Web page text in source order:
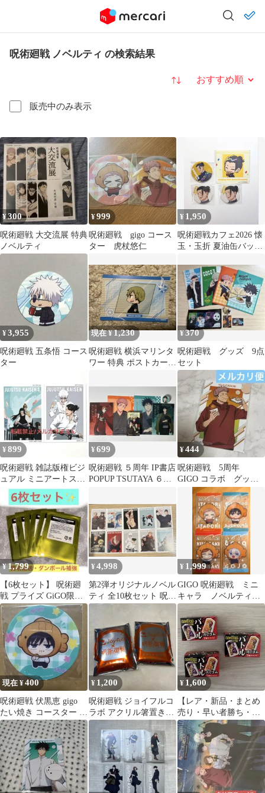
呪術廻戦 ノベルティ の検索結果
販売中のみ表示
並び替え
¥300
呪術廻戦 大交流展 特典
ノベルティ
¥999
呪術廻戦 gigo コース
ター 虎杖悠仁
¥ 1,950
呪術廻戦カフェ2026 懐
玉・玉折 夏油缶バッ
ノベルティ
¥3,955
呪術廻戦 五条悟 コース
ター
現在 ¥1,230
呪術廻戦 横浜マリンタ
ワー 特典 ポストカー
ィ
¥370
呪術廻戦 グッズ 9点
セット
¥ 899
呪術廻戦 雑誌版権ビジ
ュアル ミニアートステ
ッカー 五条悟、夏油傑
¥699
呪術廻戦 ５周年 IP書店
POPUP TSUTAYA ６点
¥444
呪術廻戦 5周年
GIGO コラボ グッズ
購入特典 ブロマイ
ド 虎杖 悠仁
¥1,799
【6枚セット】 呪術廻
戦 プライズ GiGO限定
クリアカード ノベルテ
ィ
¥4,998
第2弾オリジナルノベル
ティ 全10枚セット 呪術
廻戦 5周年記念
¥ 1,999
GIGO 呪術廻戦 ミニ
キャラ ノベルティ
まとめ売り
現在 ¥400
呪術廻戦 伏黒恵 gigo
たい焼き コースター B
柄 デフォルメ 呪術焼き
¥ 1,200
呪術廻戦 ジョイフルコ
ラボ アクリル箸置きキ
ーホルダー 【2個セッ
ト・未開封品】
¥ 1,600
【レア・新品・まとめ
売り・早い者勝ち・即
購入OK】呪術廻戦